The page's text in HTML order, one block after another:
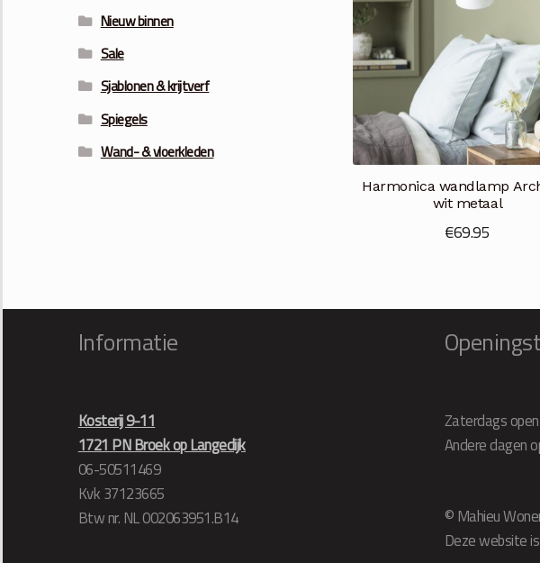
Harmonica wandlamp
wit metaal
€69.95
Nieuw binnen
Sale
Sjablonen & krijtverf
Spiegels
Wand- & vloerkleden
Informatie
Kosterij 9-11
1721 PN Broek op Langedijk
06-50511469
Kvk 37123665
Btw nr. NL 002063951.B14
Zaterdags
Andere dagen
© Mahieu
Deze website